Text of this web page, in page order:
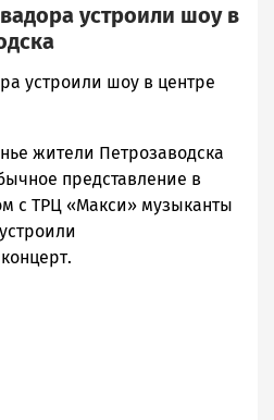
устроили шоу в
устроили шоу в центре
жители Петрозаводска
представление в
с ТРЦ «Макси» музыканты